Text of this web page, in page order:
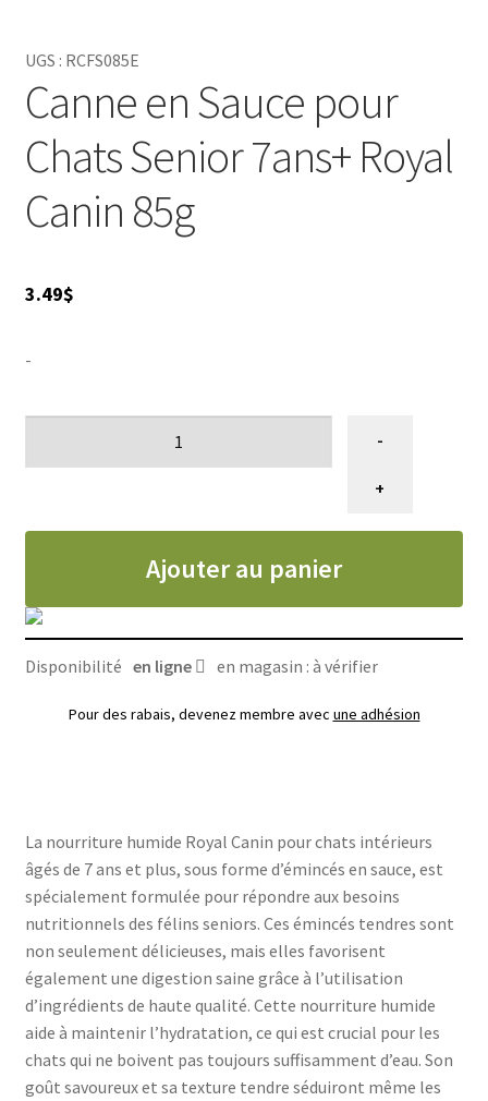
incontournable de l'alimentation féline !
UGS : RCFS085E
Canne en Sauce pour
Chats Senior 7ans+ Royal
Canin 85g
3.49$
-
Conserve
chat
en
sauce,
Canin
-
+
Ajouter au panier
Disponibilité en ligne en magasin : à vérifier
Pour des rabais, devenez membre avec une adhésion
La nourriture humide Royal Canin pour chats intérieurs
âgés de 7 ans et plus, sous forme d’émincés en sauce, est
spécialement formulée pour répondre aux besoins
nutritionnels des félins seniors. Ces émincés tendres sont
non seulement délicieuses, mais elles favorisent
également une digestion saine grâce à l’utilisation
d’ingrédients de haute qualité. Cette nourriture humide
aide à maintenir l’hydratation, ce qui est crucial pour les
chats qui ne boivent pas toujours suffisamment d’eau. Son
goût savoureux et sa texture tendre séduiront même les